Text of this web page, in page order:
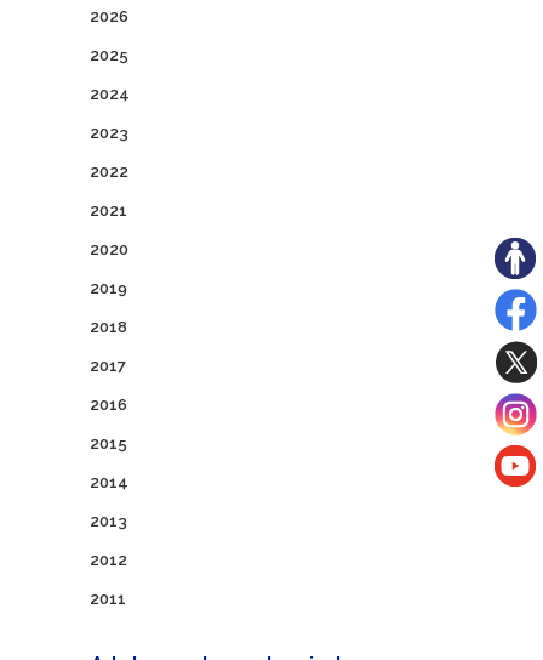
2026
2025
2024
2023
2022
2021
2020
2019
2018
2017
2016
2015
2014
2013
2012
2011